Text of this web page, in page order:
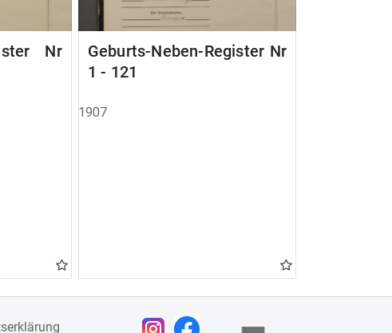
Nr
Geburts-Neben-Register Nr
1 - 121
1907